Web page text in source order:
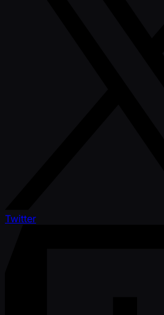
Twitter